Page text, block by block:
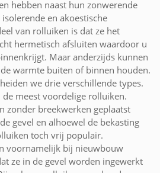
hebben naast hun zonwerende
en akoestische
van rolluiken is dat ze het
hermetisch afsluiten waardoor u
Maar anderzijds kunnen
warmte buiten of binnen houden.
we drie verschillende types.
meest voordelige rolluiken.
zonder breekwerken geplaatst
gevel en alhoewel de bekasting
toch vrij populair.
voornamelijk bij nieuwbouw
ze in de gevel worden ingewerkt